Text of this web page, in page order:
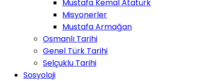
Mustafa Kemal Atatürk
Misyonerler
Mustafa Armağan
Osmanlı Tarihi
Genel Türk Tarihi
Selçuklu Tarihi
Sosyoloji